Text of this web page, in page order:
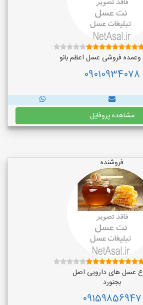
وعمده فروشی عسل اعظم بانو
09010934078
مشاهده پروفایل
فروشنده
عسل های دارویی اصل
بجنورد
09159856947